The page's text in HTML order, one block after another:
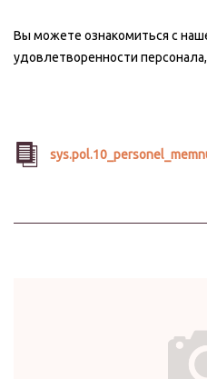
Вы можете ознакомиться с
удовлетворенности